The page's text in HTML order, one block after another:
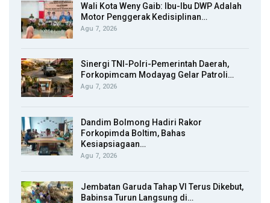
Wali Kota Weny Gaib: Ibu-Ibu DWP Adalah
Motor Penggerak Kedisiplinan…
Agu 7, 2026
Sinergi TNI-Polri-Pemerintah Daerah,
Forkopimcam Modayag Gelar Patroli…
Agu 7, 2026
Dandim Bolmong Hadiri Rakor
Forkopimda Boltim, Bahas
Kesiapsiagaan…
Agu 7, 2026
Jembatan Garuda Tahap VI Terus Dikebut,
Babinsa Turun Langsung di…